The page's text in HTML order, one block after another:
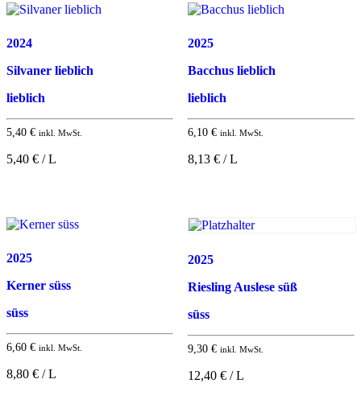
2024
Silvaner lieblich
lieblich
5,40 € inkl. MwSt.
5,40 € / L
2025
Bacchus lieblich
lieblich
6,10 € inkl. MwSt.
8,13 € / L
2025
Kerner süss
süss
6,60 € inkl. MwSt.
8,80 € / L
2025
Riesling Auslese süß
süss
9,30 € inkl. MwSt.
12,40 € / L